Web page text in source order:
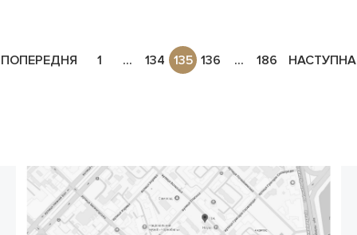
ПОПЕРЕДНЯ 1 ... 134 135 136 ... 186 НАСТУПНА